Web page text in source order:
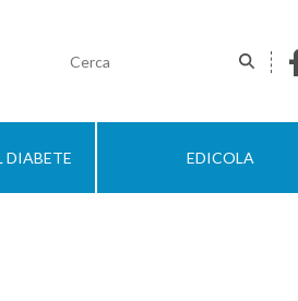
DIABETE EDICOLA